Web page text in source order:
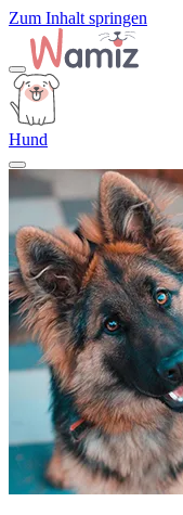
Zum Inhalt springen
Hund